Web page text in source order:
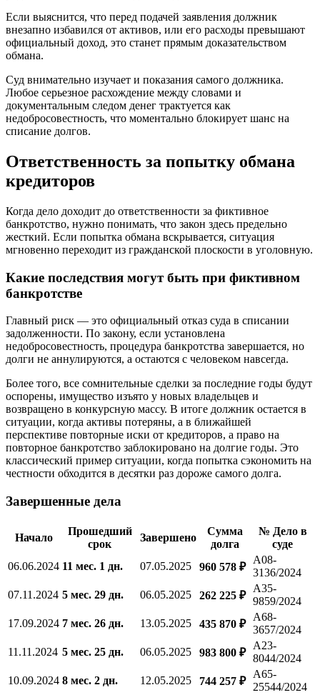
Если выяснится, что перед подачей заявления должник
внезапно избавился от активов, или его расходы превышают
официальный доход, это станет прямым доказательством
обмана.
Суд внимательно изучает и показания самого должника.
Любое серьезное расхождение между словами и
документальным следом денег трактуется как
недобросовестность, что моментально блокирует шанс на
списание долгов.
Ответственность за попытку обмана
кредиторов
Когда дело доходит до ответственности за фиктивное
банкротство, нужно понимать, что закон здесь предельно
жесткий. Если попытка обмана вскрывается, ситуация
мгновенно переходит из гражданской плоскости в уголовную.
Какие последствия могут быть при фиктивном
банкротстве
Главный риск — это официальный отказ суда в списании
задолженности. По закону, если установлена
недобросовестность, процедура банкротства завершается, но
долги не аннулируются, а остаются с человеком навсегда.
Более того, все сомнительные сделки за последние годы будут
оспорены, имущество изъято у новых владельцев и
возвращено в конкурсную массу. В итоге должник остается в
ситуации, когда активы потеряны, а в ближайшей
перспективе повторные иски от кредиторов, а право на
повторное банкротство заблокировано на долгие годы. Это
классический пример ситуации, когда попытка сэкономить на
честности обходится в десятки раз дороже самого долга.
Завершенные дела
Начало
Прошедший
срок
Завершено
Сумма
долга
№ Дело в
суде
06.06.2024 11 мес. 1 дн. 07.05.2025 960 578 ₽
А08-
3136/2024
07.11.2024 5 мес. 29 дн. 06.05.2025 262 225 ₽
А35-
9859/2024
17.09.2024 7 мес. 26 дн. 13.05.2025 435 870 ₽
А68-
3657/2024
11.11.2024 5 мес. 25 дн. 06.05.2025 983 800 ₽
А23-
8044/2024
10.09.2024 8 мес. 2 дн. 12.05.2025 744 257 ₽
А65-
25544/2024